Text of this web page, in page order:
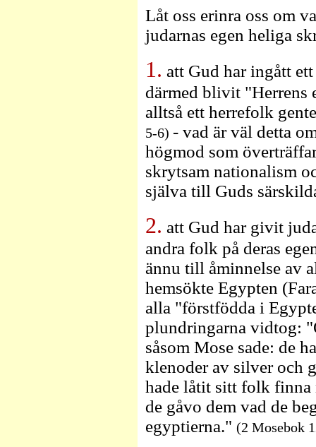
Låt oss erinra oss om
judarnas egen heliga
1. att Gud har ingått
därmed blivit
alltså ett herrefolk
5-6) - vad är väl detta
högmod som
skrytsam nationalism
själva till Guds
2. att Gud har givit
andra folk på deras
ännu till åminnelse av
hemsökte Egypten
alla "förstfödda i
plundringarna vidtog:
såsom Mose sade: de
klenoder av silver och
hade låtit sitt folk finna
de gåvo dem vad de
egyptierna." (2 Mosebok